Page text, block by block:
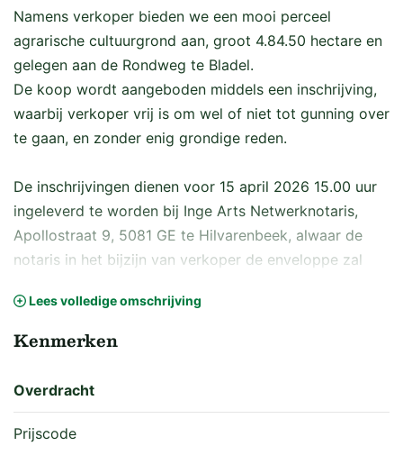
Namens verkoper bieden we een mooi perceel
agrarische cultuurgrond aan, groot 4.84.50 hectare en
gelegen aan de Rondweg te Bladel.
De koop wordt aangeboden middels een inschrijving,
waarbij verkoper vrij is om wel of niet tot gunning over
te gaan, en zonder enig grondige reden.
De inschrijvingen dienen voor 15 april 2026 15.00 uur
ingeleverd te worden bij Inge Arts Netwerknotaris,
Apollostraat 9, 5081 GE te Hilvarenbeek, alwaar de
notaris in het bijzijn van verkoper de enveloppe zal
termijn geïnformeerd of hun inschrijving wel of niet
geaccepteerd wordt. Benoemde notaris zal de
honorarium. De juridische levering van het perceel
Lees volledige omschrijving
Kenmerken
Overdracht
Prijscode